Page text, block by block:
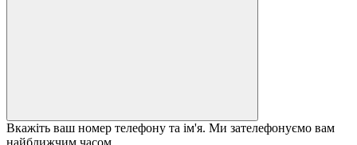
Вкажіть ваш номер телефону та ім'я. Ми зателефонуємо вам
найближчим часом.